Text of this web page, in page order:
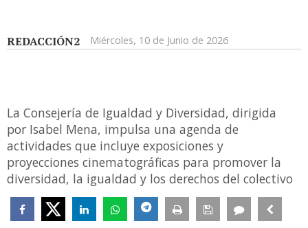
REDACCIÓN2 Miércoles, 10 de Junio de 2026
La Consejería de Igualdad y Diversidad, dirigida
por Isabel Mena, impulsa una agenda de
actividades que incluye exposiciones y
proyecciones cinematográficas para promover la
diversidad, la igualdad y los derechos del colectivo